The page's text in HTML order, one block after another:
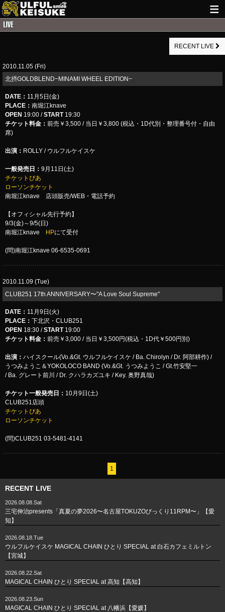
GUITAR WORKS
MAIL
RECENT LIVE
2010.11.05 (Fri)
北摂GOLDBLEND−MINAMI WHEEL EDITION−
DATE ： 11月5日(金)
PLACE ： 南堀江knave
OPEN 19:00 /START19:30
チケット料金： 前売￥3,500 / 当日￥3,800 (税込・1D代別・整理番号付・自由
席)
出演： ROLLY / ウルフルケイスケ
一般発売日： 9月11日(土)
チケットぴあ
ローソンチケット
南堀江knave 店頭販売/WEB・電話予約
【オフィシャル先行予約】
9/3(金)～9/5(日)
南堀江knave
HPにて受付
(問)南堀江knave 06-6535-0691
2010.11.09 (Tue)
CLUB251 17th ANNIVERSARY〜"A Love Soul Supreme"
DATE ： 11月9日(火)
PLACE ： 下北沢・CLUB251
OPEN 18:30 /START19:00
チケット料金： 前売￥3,000 / 当日￥3,500円(税込・1D代￥500円別)
出演： ハイスクール(Vo.&Gt. ウルフルケイスケ / Ba. Chirolyn / Dr. 阿部耕作) /
うつみようこ＆YOKOLOCO BAND (Vo.&Gt. うつみようこ / Gt.竹安堅一
/ Ba. グレート前川 / Dr. クハラカズユキ / Key. 奥野真哉)
チケット一般発売日： 10月9日(土)
CLUB251店頭
チケットぴあ
ローソンチケット
(問)CLUB251 03-5481-4141
1
RECENT LIVE
2026.08.08.Sat
三宅伸治presents「真夏の夢2026〜名古屋TOKUZOびっくり11RPM〜」【愛
知】
2026.08.18.Tue
ウルフルケイスケ MAGICAL CHAIN ひとり SPECIAL at 白石カフェミルトン
【宮城】
2026.08.22.Sat
MAGICAL CHAIN ひとり SPECIAL at 高知【高知】
2026.08.23.Sun
MAGICAL CHAIN ひとり SPECIAL at 八幡浜【愛媛】